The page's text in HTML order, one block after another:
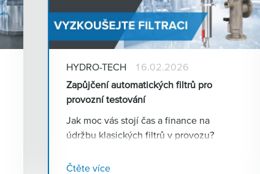
HYDRO-TECH
16.02.2026
Zapůjčení automatických filtrů pro
provozní testování
Jak moc vás stojí čas a finance na
údržbu klasických filtrů v provozu?
dosáhnete bezpečné filtrace bez
Čtěte více